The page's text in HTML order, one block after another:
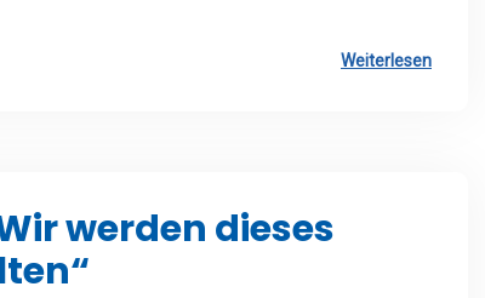
Weiterlesen
werden dieses